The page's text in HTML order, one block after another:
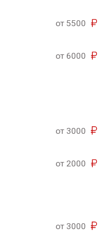
от 5500
от 6000
от 3000
от 2000
от 3000